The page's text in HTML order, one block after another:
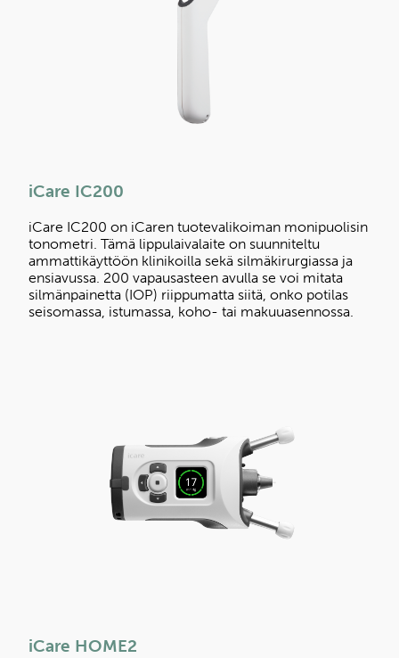
iCare IC200
iCare IC200 on iCaren tuotevalikoiman monipuolisin
tonometri. Tämä lippulaivalaite on suunniteltu
ammattikäyttöön klinikoilla sekä silmäkirurgiassa ja
ensiavussa. 200 vapausasteen avulla se voi mitata
silmänpainetta (IOP) riippumatta siitä, onko potilas
seisomassa, istumassa, koho- tai makuuasennossa.
iCare HOME2